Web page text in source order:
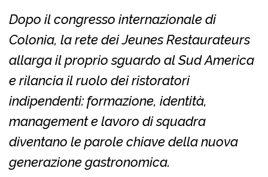
Dopo il congresso internazionale di
Colonia, la rete dei Jeunes Restaurateurs
allarga il proprio sguardo al Sud America
e rilancia il ruolo dei ristoratori
indipendenti: formazione, identità,
management e lavoro di squadra
diventano le parole chiave della nuova
generazione gastronomica.